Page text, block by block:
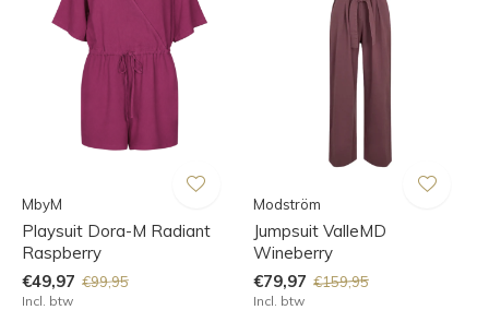
MbyM
Playsuit Dora-M Radiant
Raspberry
€49,97 €99,95
Incl. btw
Modström
Jumpsuit ValleMD
Wineberry
€79,97 €159,95
Incl. btw